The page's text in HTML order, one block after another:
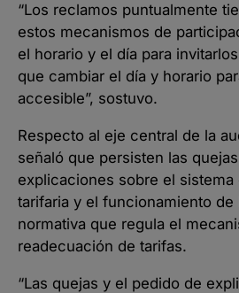
“Los reclamos puntualmente
estos mecanismos de
el horario y el día para
que cambiar el día y horario
accesible”, sostuvo.
Respecto al eje central de la
señaló que persisten las
explicaciones sobre el sistema
tarifaria y el funcionamiento
normativa que regula el
readecuación de tarifas.
“Las quejas y el pedido de